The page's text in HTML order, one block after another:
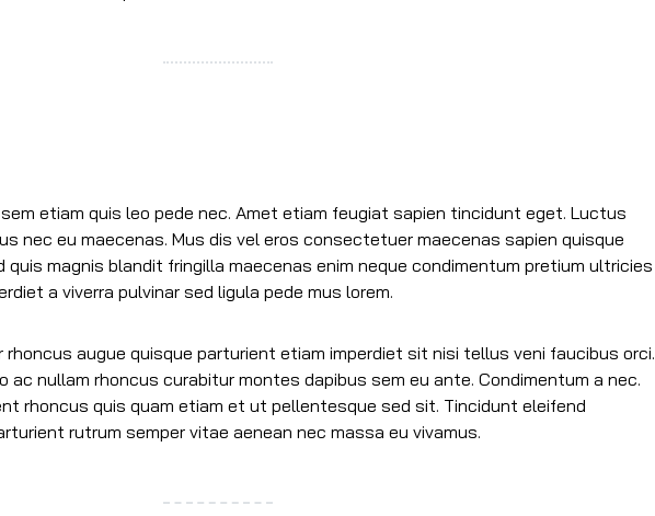
etiam quis leo pede nec. Amet etiam feugiat sapien tincidunt eget. Luctus
nec eu maecenas. Mus dis vel eros consectetuer maecenas sapien quisque
quis magnis blandit fringilla maecenas enim neque condimentum pretium ultricies
a viverra pulvinar sed ligula pede mus lorem.
rhoncus augue quisque parturient etiam imperdiet sit nisi tellus veni faucibus orci.
ac nullam rhoncus curabitur montes dapibus sem eu ante. Condimentum a nec.
rhoncus quis quam etiam et ut pellentesque sed sit. Tincidunt eleifend
rutrum semper vitae aenean nec massa eu vivamus.